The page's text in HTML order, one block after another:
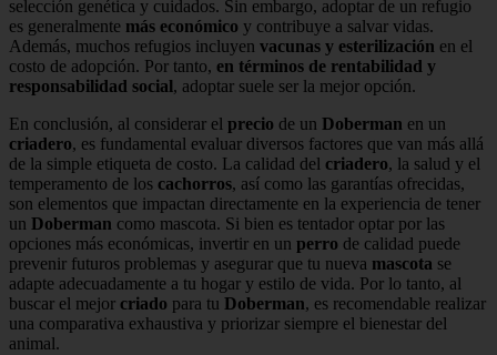
selección genética y cuidados. Sin embargo, adoptar de un refugio
es generalmente más económico y contribuye a salvar vidas.
Además, muchos refugios incluyen vacunas y esterilización en el
costo de adopción. Por tanto, en términos de rentabilidad y
responsabilidad social , adoptar suele ser la mejor opción.
En conclusión, al considerar el precio de un Doberman en un
criadero, es fundamental evaluar diversos factores que van más allá
de la simple etiqueta de costo. La calidad del criadero, la salud y el
temperamento de los cachorros, así como las garantías ofrecidas,
son elementos que impactan directamente en la experiencia de tener
un Doberman como mascota. Si bien es tentador optar por las
opciones más económicas, invertir en un perro de calidad puede
prevenir futuros problemas y asegurar que tu nueva mascota se
adapte adecuadamente a tu hogar y estilo de vida. Por lo tanto, al
buscar el mejor criado para tu Doberman, es recomendable realizar
una comparativa exhaustiva y priorizar siempre el bienestar del
animal.